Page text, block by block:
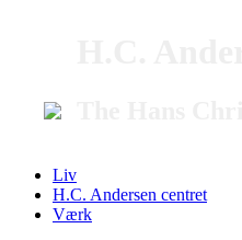
Liv
H.C. Andersen centret
Værk